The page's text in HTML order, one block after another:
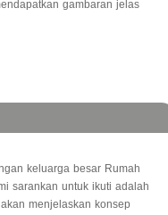
gambaran jelas
keluarga besar Rumah
sarankan untuk ikuti adalah
menjelaskan konsep